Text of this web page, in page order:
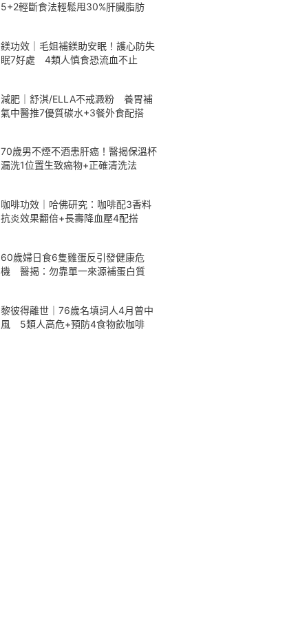
5+2輕斷食法輕鬆甩30%肝臟脂肪
鎂功效｜毛姐補鎂助安眠！護心防失
眠7好處 4類人慎食恐流血不止
減肥｜舒淇/ELLA不戒澱粉 養胃補
氣中醫推7優質碳水+3餐外食配搭
70歲男不煙不酒患肝癌！醫揭保溫杯
漏洗1位置生致癌物+正確清洗法
咖啡功效｜哈佛研究：咖啡配3香料
抗炎效果翻倍+長壽降血壓4配搭
60歲婦日食6隻雞蛋反引發健康危
機 醫揭：勿靠單一來源補蛋白質
黎彼得離世｜76歲名填詞人4月曾中
風 5類人高危+預防4食物飲咖啡